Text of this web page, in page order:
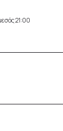
21:00